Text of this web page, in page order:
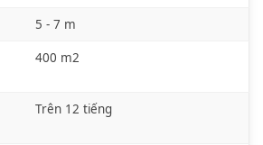
5 - 7 m
400 m2
Trên 12 tiếng